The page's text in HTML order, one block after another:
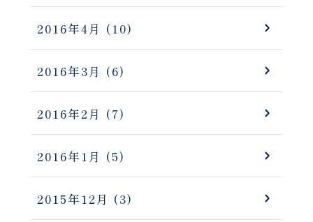
2016年4月 (10)
2016年3月 (6)
2016年2月 (7)
2016年1月 (5)
2015年12月 (3)